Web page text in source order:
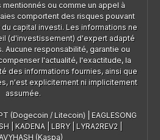
ou comme un appel à
comportent des risques pouvant
capital investi. Les informations ne
(d'investissement) d'expert adapté
Aucune responsabilité, garantie ou
l'actualité, l'exactitude, la
des informations fournies, ainsi que
n'est explicitement ni implicitement
assumée.
(Dogecoin / Litecoin)
EAGLESONG
KADENA LBRY| LYRA2REV2
(Kaspa)